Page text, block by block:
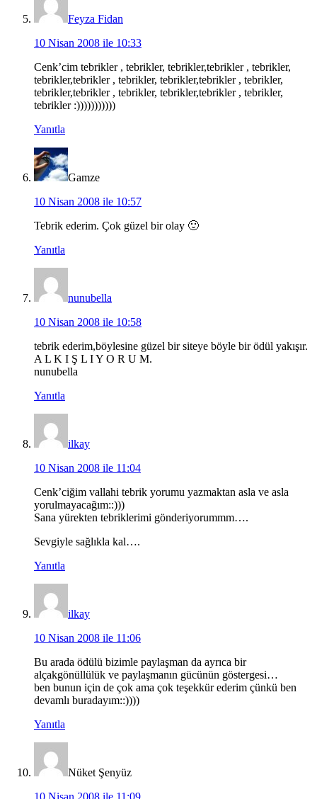
Feyza Fidan
10 Nisan 2008 ile 10:33
Cenk’cim tebrikler , tebrikler, tebrikler,tebrikler , tebrikler,
tebrikler,tebrikler , tebrikler, tebrikler,tebrikler , tebrikler,
tebrikler,tebrikler , tebrikler, tebrikler,tebrikler , tebrikler,
tebrikler :)))))))))))
Yanıtla
Gamze
10 Nisan 2008 ile 10:57
Tebrik ederim. Çok güzel bir olay 🙂
Yanıtla
nunubella
10 Nisan 2008 ile 10:58
tebrik ederim,böylesine güzel bir siteye böyle bir ödül yakışır.
A L K I Ş L I Y O R U M.
nunubella
Yanıtla
ilkay
10 Nisan 2008 ile 11:04
Cenk’ciğim vallahi tebrik yorumu yazmaktan asla ve asla
yorulmayacağım::)))
Sana yürekten tebriklerimi gönderiyorummm….
Sevgiyle sağlıkla kal….
Yanıtla
ilkay
10 Nisan 2008 ile 11:06
Bu arada ödülü bizimle paylaşman da ayrıca bir
alçakgönüllülük ve paylaşmanın gücünün göstergesi…
ben bunun için de çok ama çok teşekkür ederim çünkü ben
devamlı buradayım::))))
Yanıtla
Nüket Şenyüz